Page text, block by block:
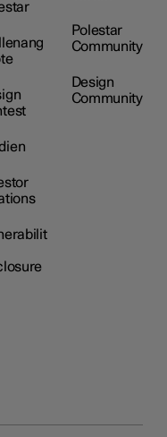
Polestar
Community
Design
Community